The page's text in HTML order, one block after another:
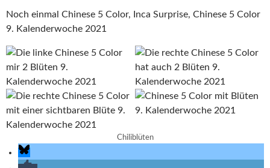
Noch einmal Chinese 5 Color, Inca Surprise, Chinese 5 Color
9. Kalenderwoche 2021
Chiliblüten